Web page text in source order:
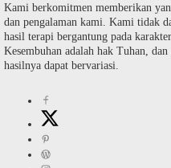
Kami berkomitmen memberikan
dan pengalaman kami. Kami tidak
hasil terapi bergantung pada
Kesembuhan adalah hak Tuhan,
hasilnya dapat bervariasi.